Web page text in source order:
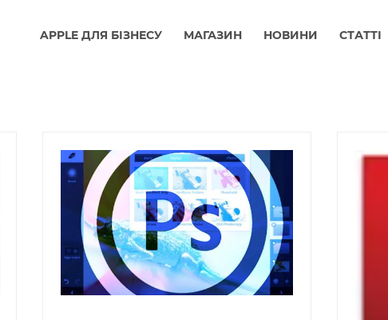
APPLE ДЛЯ БІЗНЕСУ МАГАЗИН НОВИНИ СТАТТІ